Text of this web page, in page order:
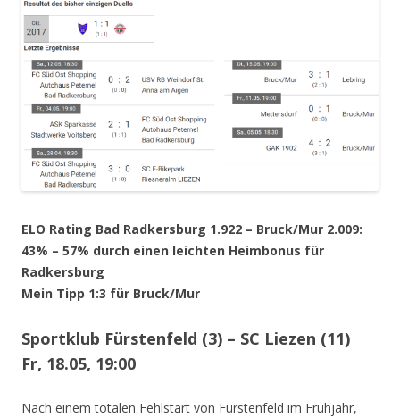
ELO Rating Bad Radkersburg 1.922 – Bruck/Mur 2.009:
43% – 57% durch einen leichten Heimbonus für
Radkersburg
Mein Tipp 1:3 für Bruck/Mur
Sportklub Fürstenfeld (3) – SC Liezen (11)
Fr, 18.05, 19:00
Nach einem totalen Fehlstart von Fürstenfeld im Frühjahr,